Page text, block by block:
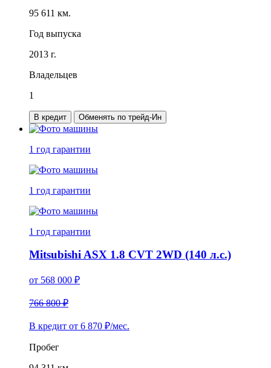
95 611 км.
Год выпуска
2013 г.
Владельцев
1
В кредит Обменять по трейд-Ин
1 год гарантии
1 год гарантии
1 год гарантии
Mitsubishi ASX 1.8 CVT 2WD (140 л.с.)
от 568 000 ₽
766 800 ₽
В кредит от 6 870 ₽/мес.
Пробег